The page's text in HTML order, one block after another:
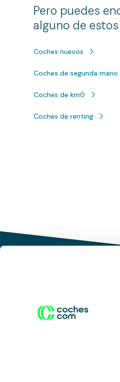
Pero puedes
alguno de
Coches nuevos
Coches de segunda mano
Coches de km0
Coches de renting
Conduce tu
desata tu